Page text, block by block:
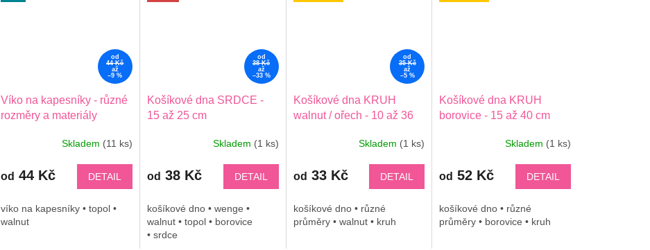
od
44 Kč
až
–9 %
Víko na kapesníky - různé
rozměry a materiály
Skladem (11 ks)
od 44 Kč DETAIL
víko na kapesníky • topol •
walnut
od
38 Kč
až
–33 %
Košíkové dna SRDCE -
15 až 25 cm
Skladem (1 ks)
od 38 Kč DETAIL
košíkové dno • wenge •
walnut • topol • borovice
• srdce
od
35 Kč
až
–5 %
Košíkové dna KRUH
walnut / ořech - 10 až 36
Skladem (1 ks)
od 33 Kč DETAIL
košíkové dno • různé
průměry • walnut • kruh
Košíkové dna KRUH
borovice - 15 až 40 cm
Skladem (1 ks)
od 52 Kč DETAIL
košíkové dno • různé
průměry • borovice • kruh